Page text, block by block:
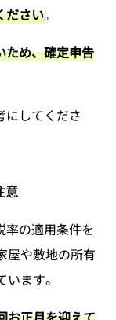
ださい。
ため、確定申告
にしてくださ
意
率の適用条件を
屋や敷地の所有
ます。